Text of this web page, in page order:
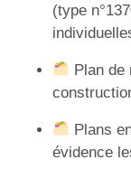
(type
Plan de
Plans
évidence